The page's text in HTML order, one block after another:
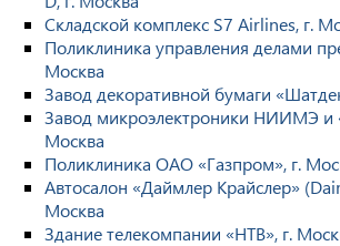
Складской комплекс S7 Airlines, г.
Поликлиника управления делами
Москва
Завод декоративной бумаги
Завод микроэлектроники НИИМЭ и
Москва
Поликлиника ОАО «Газпром», г.
Автосалон «Даймлер Крайслер»
Москва
Здание телекомпании «НТВ», г.